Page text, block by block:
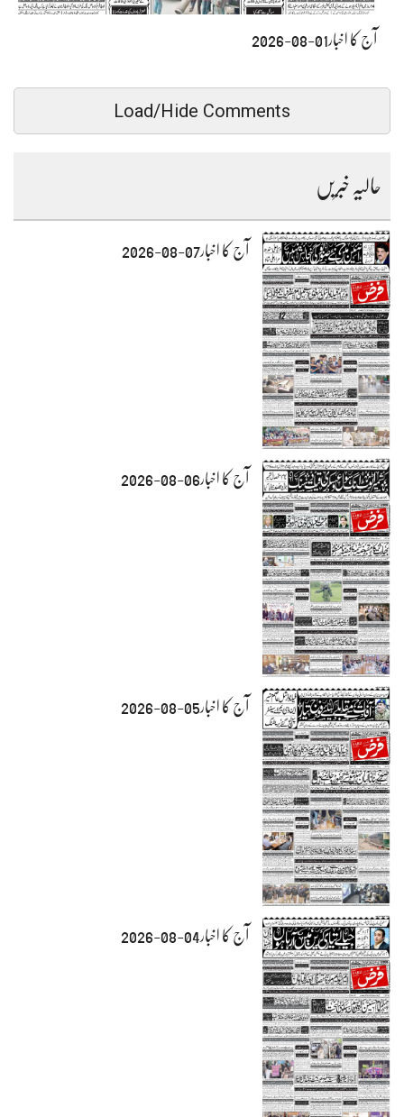
آج کا اخبار01-08-2026
Load/Hide Comments
حالیہ خبریں
آج کا اخبار07-08-2026
آج کا اخبار06-08-2026
آج کا اخبار05-08-2026
آج کا اخبار04-08-2026